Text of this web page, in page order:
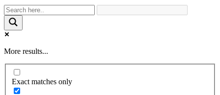
More results...
Exact matches only